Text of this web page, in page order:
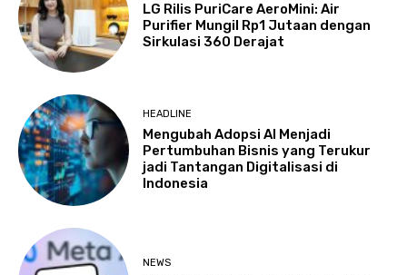
LG Rilis PuriCare AeroMini: Air
Purifier Mungil Rp1 Jutaan dengan
Sirkulasi 360 Derajat
HEADLINE
Mengubah Adopsi AI Menjadi
Pertumbuhan Bisnis yang Terukur
jadi Tantangan Digitalisasi di
Indonesia
NEWS